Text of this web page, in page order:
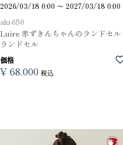
2026/03/18 0:00 〜 2027/03/18 0:00
alu-650
Luire 赤ずきんちゃんのランドセル
ランドセル
価格
¥ 68,000 税込